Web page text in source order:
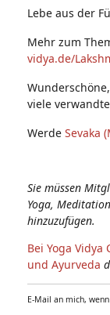
s:
Lebe aus der
Mehr zum
vidya.de/
viele
Werde Sevaka
Sie müssen
Yoga,
hinzuzufügen.
Bei Yoga
und Ayurveda
E-Mail an mich,